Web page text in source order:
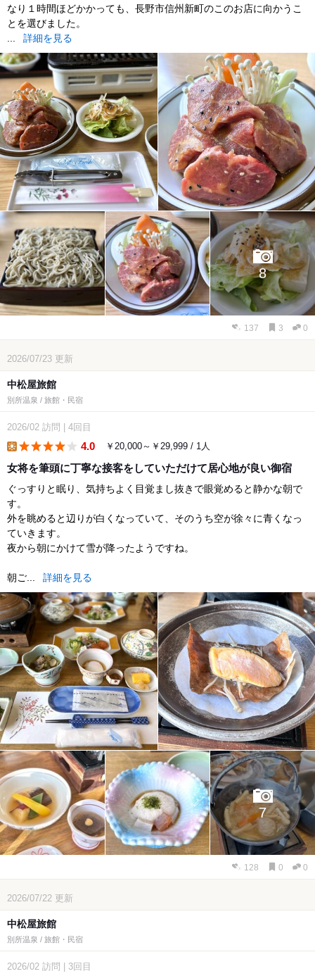
なり１時間ほどかかっても、長野市信州新町のこのお店に向かうこ
とを選びました。
詳細を見る
8
137 3 0
2026/07/23 更新
中松屋旅館
別所温泉 / 旅館・民宿
2026/02 訪問 4回目
4.0 ￥20,000～￥29,999 / 1人
女将を筆頭に丁寧な接客をしていただけて居心地が良い御宿
ぐっすりと眠り、気持ちよく目覚まし抜きで眼覚めると静かな朝で
す。
外を眺めると辺りが白くなっていて、そのうち空が徐々に青くなっ
ていきます。
夜から朝にかけて雪が降ったようですね。
朝ご... 詳細を見る
7
128 0 0
2026/07/22 更新
中松屋旅館
別所温泉 / 旅館・民宿
2026/02 訪問 3回目